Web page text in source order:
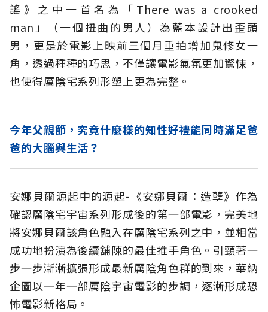
謠》之中一首名為「There was a crooked
man」（一個扭曲的男人）為藍本設計出歪頭
男，更是於電影上映前三個月重拍增加鬼修女一
角，透過種種的巧思，不僅讓電影氣氛更加驚悚，
也使得厲陰宅系列形塑上更為完整。
今年父親節，究竟什麼樣的知性好禮能同時滿足爸
爸的大腦與生活？
安娜貝爾源起中的源起-《安娜貝爾：造孽》作為
確認厲陰宅宇宙系列形成後的第一部電影，完美地
將安娜貝爾該角色融入在厲陰宅系列之中，並相當
成功地扮演為後續舖陳的最佳推手角色。引頸著一
步一步漸漸擴張形成最新厲陰角色群的到來，華納
企圖以一年一部厲陰宇宙電影的步調，逐漸形成恐
怖電影新格局。